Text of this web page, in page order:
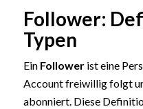
Follower:
Typen
Ein Followerist eine
Account freiwillig folgt
abonniert. Diese